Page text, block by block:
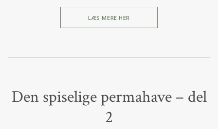
LÆS MERE HER
Den spiselige permahave – del
2